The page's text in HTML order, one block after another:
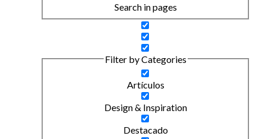
Search in pages
Filter by Categories
Artículos
Design & Inspiration
Destacado